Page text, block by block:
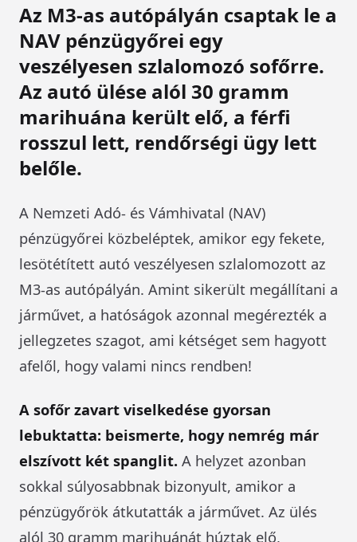
Az M3-as autópályán csaptak le a
NAV pénzügyőrei egy
veszélyesen szlalomozó sofőrre.
Az autó ülése alól 30 gramm
marihuána került elő, a férfi
rosszul lett, rendőrségi ügy lett
belőle.
A Nemzeti Adó- és Vámhivatal (NAV)
pénzügyőrei közbeléptek, amikor egy fekete,
lesötétített autó veszélyesen szlalomozott az
M3-as autópályán. Amint sikerült megállítani a
járművet, a hatóságok azonnal megérezték a
jellegzetes szagot, ami kétséget sem hagyott
afelől, hogy valami nincs rendben!
A sofőr zavart viselkedése gyorsan
lebuktatta: beismerte, hogy nemrég már
elszívott két spanglit. A helyzet azonban
sokkal súlyosabbnak bizonyult, amikor a
pénzügyőrök átkutatták a járművet. Az ülés
alól 30 gramm marihuánát húztak elő,